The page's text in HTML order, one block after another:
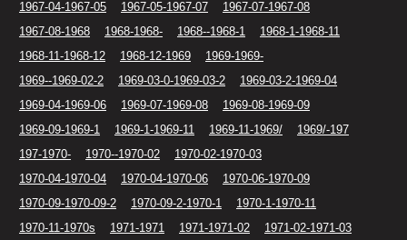
1967-04-1967-05
1967-05-1967-07
1967-07-1967-08
1967-08-1968
1968-1968- 1968--1968-1
1968-1-1968-11
1968-11-1968-12
1968-12-1969
1969-1969-
1969--1969-02-2
1969-03-0-1969-03-2
1969-03-2-1969-04
1969-04-1969-06
1969-07-1969-08
1969-08-1969-09
1969-09-1969-1
1969-1-1969-11 1969-11-1969/
1969/-197
197-1970-
1970--1970-02
1970-02-1970-03
1970-04-1970-04
1970-04-1970-06
1970-06-1970-09
1970-09-1970-09-2
1970-09-2-1970-1
1970-1-1970-11
1970-11-1970s
1971-1971 1971-1971-02
1971-02-1971-03